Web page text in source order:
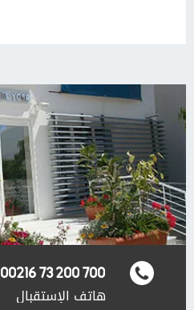
00216 73 200 700
هاتف الإستقبال